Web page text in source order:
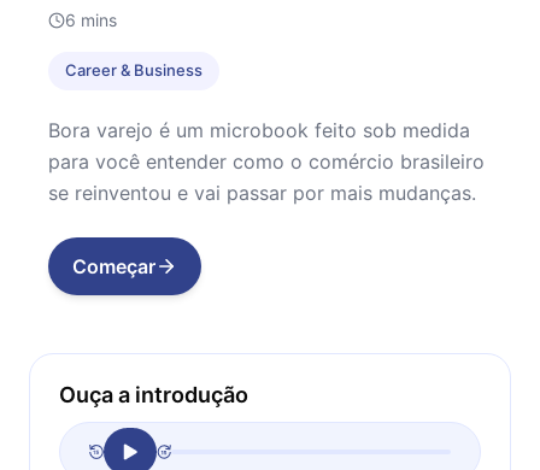
6 mins
Career & Business
Bora varejo é um microbook feito sob medida
para você entender como o comércio brasileiro
se reinventou e vai passar por mais mudanças.
Começar
Ouça a introdução